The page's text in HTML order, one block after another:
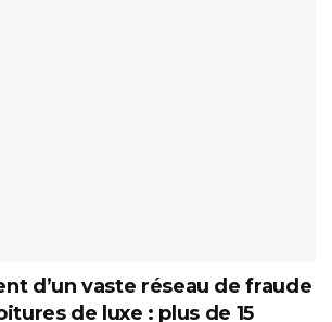
d’un vaste réseau de fraude
de luxe : plus de 15